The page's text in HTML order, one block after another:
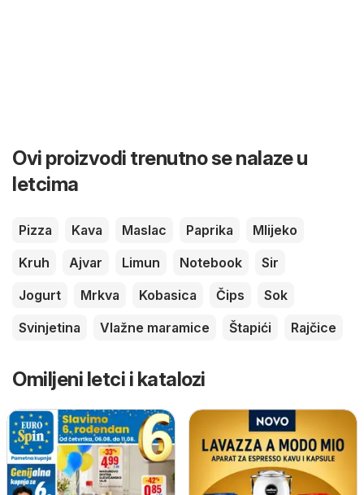
Ovi proizvodi trenutno se nalaze u
letcima
Pizza Kava Maslac Paprika
Mlijeko
Kruh
Ajvar Limun Notebook
Sir
Jogurt
Mrkva Kobasica Čips
Sok
Svinjetina
Vlažne maramice Štapići Rajčice
Omiljeni letci i katalozi